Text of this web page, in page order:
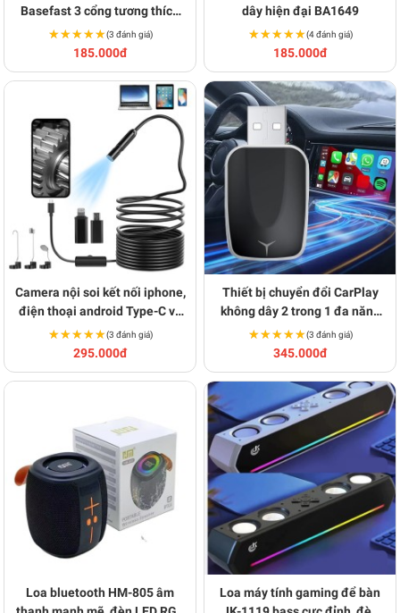
Basefast 3 cổng tương thích
nhiều thiết bị BA1700
★★★★★
★★★★★(3 đánh giá)
185.000đ
dây hiện đại BA1649
★★★★★
★★★★★(4 đánh giá)
185.000đ
Camera nội soi kết nối iphone,
điện thoại android Type-C và
Lightning 8mm IP68 chất
lượng cao BA1645
★★★★★
★★★★★(3 đánh giá)
295.000đ
Thiết bị chuyển đổi CarPlay
không dây 2 trong 1 đa năng
BA1681
★★★★★
★★★★★(3 đánh giá)
345.000đ
Loa bluetooth HM-805 âm
Loa máy tính gaming để bàn